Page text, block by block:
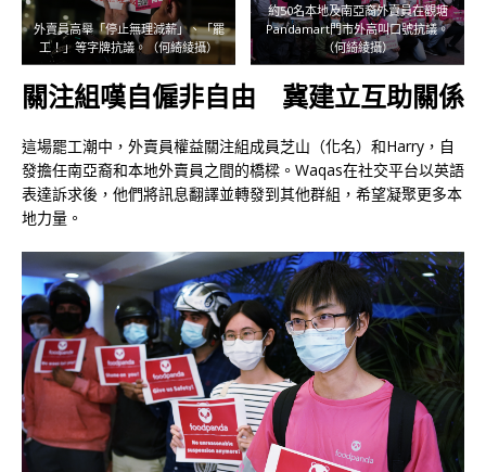
外賣員高舉「停止無理減薪」、「罷
工！」等字牌抗議。（何綺綾攝）
約50名本地及南亞裔外賣員在觀塘
Pandamart門市外高叫口號抗議。
（何綺綾攝）
關注組嘆自僱非自由 冀建立互助關係
這場罷工潮中，外賣員權益關注組成員芝山（化名）和Harry，自
發擔任南亞裔和本地外賣員之間的橋樑。Waqas在社交平台以英語
表達訴求後，他們將訊息翻譯並轉發到其他群組，希望凝聚更多本
地力量。